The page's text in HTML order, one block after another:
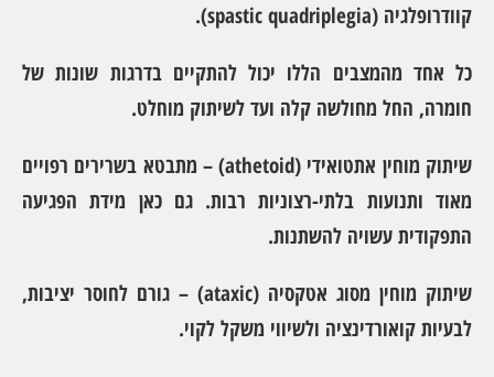
קוודרופלגיה (spastic quadriplegia).
כל אחד מהמצבים הללו יכול להתקיים בדרגות שונות של
חומרה, החל מחולשה קלה ועד לשיתוק מוחלט.
שיתוק מוחין אתטואידי (athetoid)
– מתבטא בשרירים רפויים
מאוד ותנועות בלתי-רצוניות רבות. גם כאן מידת הפגיעה
התפקודית עשויה להשתנות.
שיתוק מוחין מסוג אטקסיה (ataxic)
– גורם לחוסר יציבות,
לבעיות קואורדינציה ולשיווי משקל לקוי.